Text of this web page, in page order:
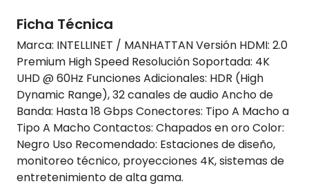
Ficha Técnica
Marca: INTELLINET / MANHATTAN Versión HDMI: 2.0
Premium High Speed Resolución Soportada: 4K
UHD @ 60Hz Funciones Adicionales: HDR (High
Dynamic Range), 32 canales de audio Ancho de
Banda: Hasta 18 Gbps Conectores: Tipo A Macho a
Tipo A Macho Contactos: Chapados en oro Color:
Negro Uso Recomendado: Estaciones de diseño,
monitoreo técnico, proyecciones 4K, sistemas de
entretenimiento de alta gama.